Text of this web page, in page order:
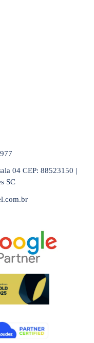
04 CEP: 88523150 |
SC